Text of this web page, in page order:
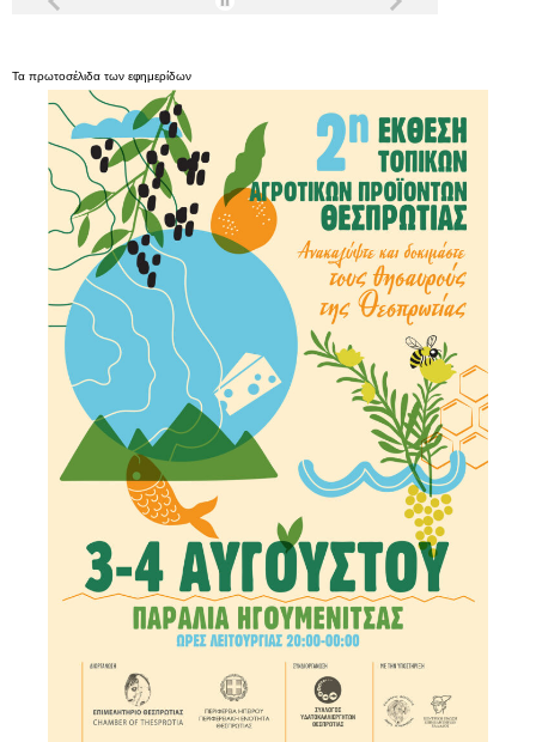
Τα πρωτοσέλιδα των εφημερίδων